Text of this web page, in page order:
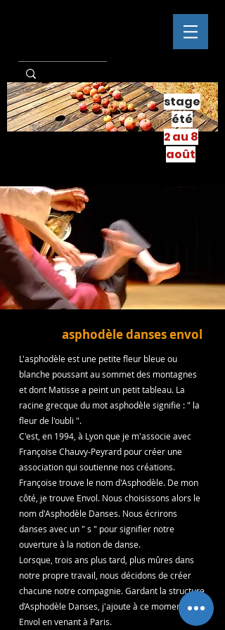
stage
été
2 au 8
août
asphodèle danses envol
L'asphodèle est une petite fleur bleue ou
blanche poussant au sommet des montagnes
et dont Matisse a peint un petit tableau. La
racine grecque du mot asphodèle signifie : " la
fleur de l'oubli ".
C'est, en 1994, à Lyon que je m'associe avec
Françoise Chauvy-Peyrard pour créer une
association qui soutienne nos créations.
Françoise trouve le nom d'Asphodèle. De mon
côté, je trouve Envol. Nous choisissons alors le
nom d'Asphodèle Danses. Nous écrirons
danses avec un " s " pour signifier notre
ouverture à la notion de danse.
Lorsque, trois ans plus tard, plus mûres dans
notre propre travail, nous décidons de créer
chacune notre compagnie. Gardant la structure
d’Asphodèle Danses, j'ajoute à ce moment-là
Envol en venant à Paris.